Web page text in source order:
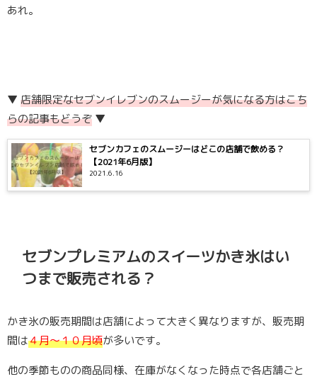
あれ。
▼ 店舗限定なセブンイレブンのスムージーが気になる方はこち
らの記事もどうぞ ▼
セブンカフェのスムージーはどこの店舗で飲める？
【2021年6月版】
2021.6.16
セブンプレミアムのスイーツかき氷はい
つまで販売される？
かき氷の販売期間は店舗によって大きく異なりますが、販売期
間は４月〜１０月頃が多いです。
他の季節ものの商品同様、在庫がなくなった時点で各店舗ごと